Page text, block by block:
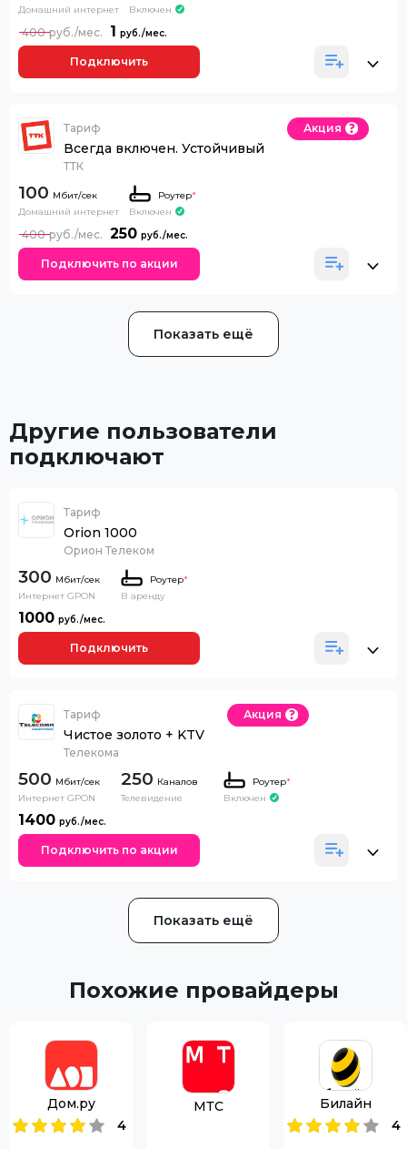
Домашний интернет Включен
1
400
Подключить
Тариф
Всегда включен. Устойчивый
ТТК
Акция
100
Домашний интернет
Роутер*
Включен
250
400
Подключить по акции
Показать ещё
Другие пользователи
подключают
Тариф
Orion 1000
Орион Телеком
300
Интернет GPON
Роутер*
В аренду
1000
Подключить
Тариф
Чистое золото + KTV
Телекома
Акция
500
Интернет GPON
250 Каналов
Телевидение
Роутер*
Включен
1400
Подключить по акции
Показать ещё
Похожие провайдеры
Дом.ру
4
МТС
Билайн
4